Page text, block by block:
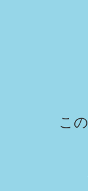
こ